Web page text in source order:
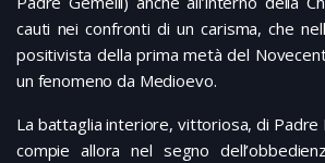
cauti nei confronti di un carisma, che
positivista della prima metà del
un fenomeno da Medioevo.
La battaglia interiore, vittoriosa, di Padre
compie allora nel segno